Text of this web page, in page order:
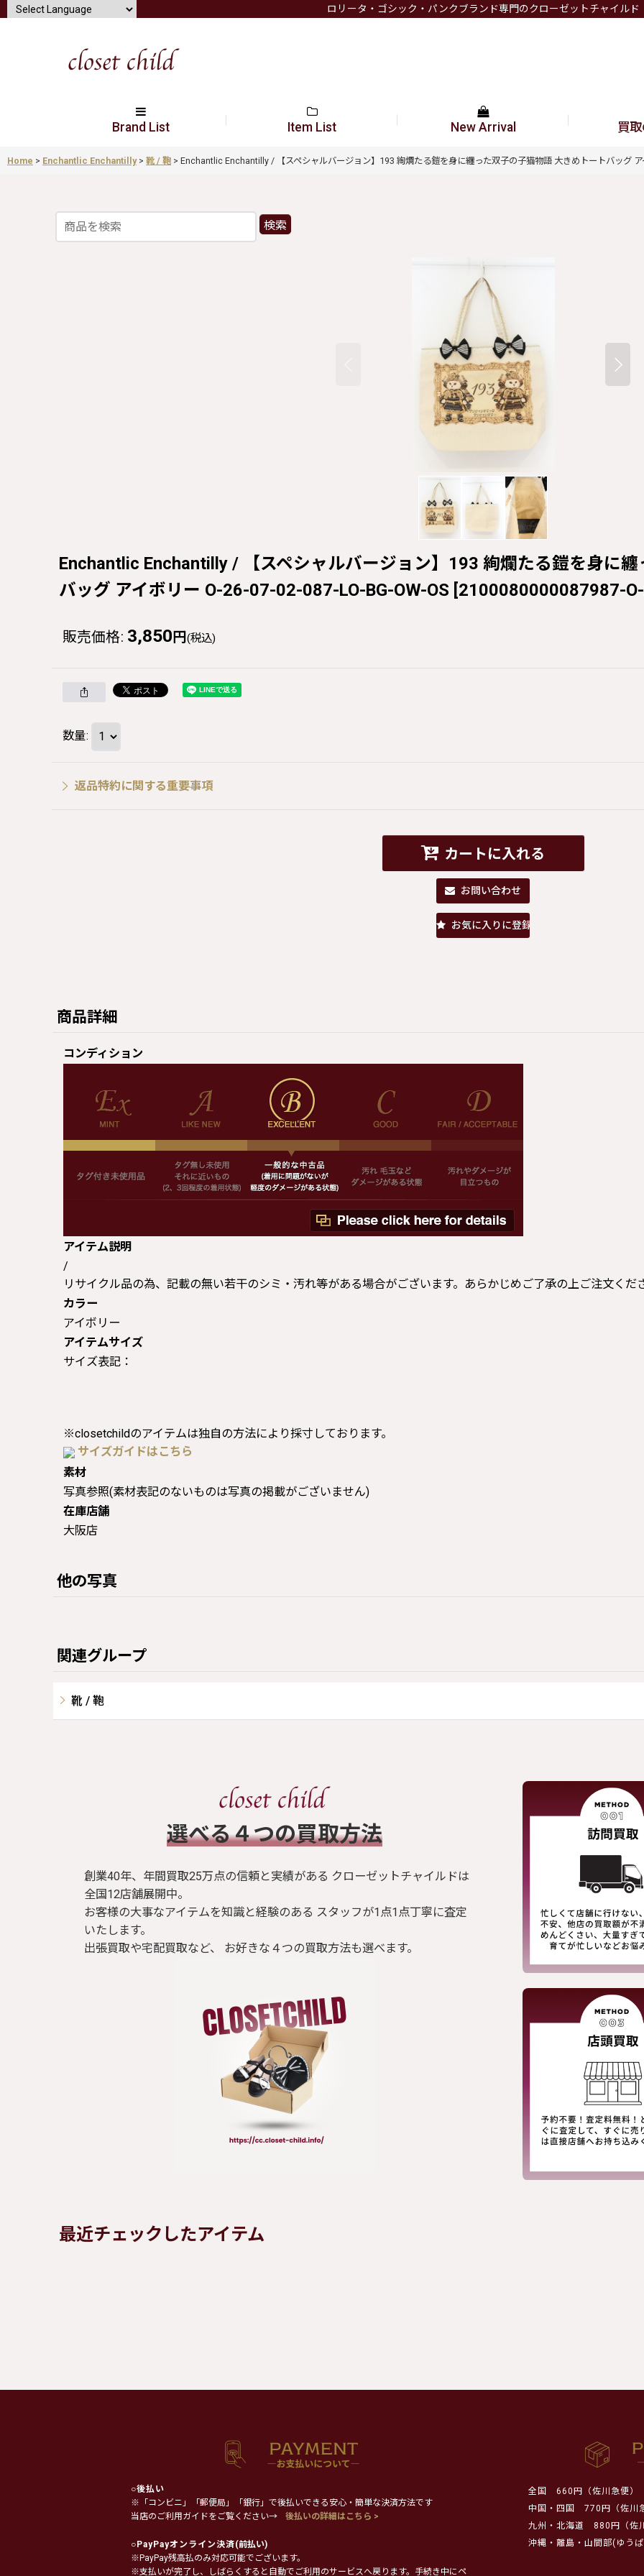
ロリータ・ゴシック・パンクブランド専門のクローゼットチャイルド
Brand List Item List New Arrival 買
Home > Enchantlic Enchantilly > 靴 / 鞄 > Enchantlic Enchantilly / 【スペシャルバージョン】193 絢爛たる鎧を身に纏った双子の子猫物語 大きめトートバッグ ア
検索
Enchantlic Enchantilly / 【スペシャルバージョン】193 絢爛たる鎧を身に
バッグ アイボリー O-26-07-02-087-LO-BG-OW-OS [2100080000087987-
販売価格: 3,850 円 (税込)
数量:
返品特約に関する重要事項
カートに入れる
お問い合わせ
お気に入りに登録
商品詳細
コンディション
アイテム説明
/
リサイクル品の為、記載の無い若干のシミ・汚れ等がある場合がございます。あらかじめご了承の上ご注文くだ
カラー
アイボリー
アイテムサイズ
サイズ表記：
※closetchildのアイテムは独自の方法により採寸しております。
サイズガイドはこちら
素材
写真参照(素材表記のないものは写真の掲載がございません)
在庫店舗
大阪店
他の写真
関連グループ
靴 / 鞄
​選べる４つの買取方法
創業40年、年間買取25万点の信頼と実績がある クローゼットチャイルドは
全国12店舗展開中。
お客様の大事なアイテムを知識と経験のある スタッフが1点1点丁寧に査定
いたします。
出張買取や宅配買取など、 お好きな４つの買取方法も選べます。
最近チェックしたアイテム
○後払い
※「コンビニ」「郵便局」「銀行」で後払いできる安心・簡単な決済方法です
当店のご利用ガイドをご覧ください→
後払いの詳細はこちら >
○PayPayオンライン決済(前払い)
※PayPay残高払のみ対応可能でございます。
※支払いが完了し、しばらくすると自動でご利用のサービスへ戻ります。手続き中にペ
全国
660円（佐川急便）
中国・四国
770円（佐川
九州・北海道
880円（佐
沖縄・離島・山間部(ゆう